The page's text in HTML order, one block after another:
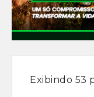
Exibindo 53